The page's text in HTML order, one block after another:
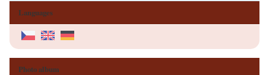
Languages
Photo album